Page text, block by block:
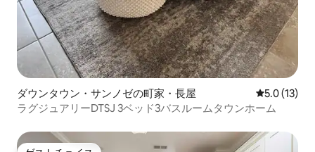
ダウンタウン・サンノゼの町家・長屋 レビュー13
5.0 (13)
ラグジュアリーDTSJ 3ベッド3バスルームタウンホーム